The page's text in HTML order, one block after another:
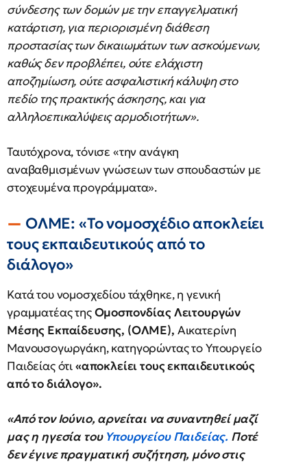
σύνδεσης των δομών με την επαγγελματική
κατάρτιση, για περιορισμένη διάθεση
προστασίας των δικαιωμάτων των ασκούμενων,
καθώς δεν προβλέπει, ούτε ελάχιστη
αποζημίωση, ούτε ασφαλιστική κάλυψη στο
πεδίο της πρακτικής άσκησης, και για
αλληλοεπικαλύψεις αρμοδιοτήτων».
Ταυτόχρονα, τόνισε «την ανάγκη
αναβαθμισμένων γνώσεων των σπουδαστών με
στοχευμένα προγράμματα».
ΟΛΜΕ: «Το νομοσχέδιο αποκλείει
τους εκπαιδευτικούς από το
διάλογο»
Κατά του νομοσχεδίου τάχθηκε, η γενική
γραμματέας τηςΟμοσπονδίας Λειτουργών
Μέσης Εκπαίδευσης, (ΟΛΜΕ), Αικατερίνη
Μανουσογωργάκη, κατηγορώντας το Υπουργείο
Παιδείας ότι«αποκλείει τους εκπαιδευτικούς
από το διάλογο».
«Από τον Ιούνιο, αρνείται να συναντηθεί μαζί
μας η ηγεσία του Υπουργείου Παιδείας. Ποτέ
δεν έγινε πραγματική συζήτηση, μόνο στις